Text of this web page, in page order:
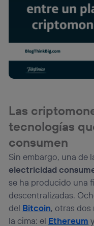
Las
tecnologías
consumen
Sin embargo, una de
electricidad
se ha producido una
descentralizadas.
del Bitcoin, otras
la cima: el Ethereum